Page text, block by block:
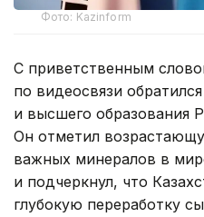
Фото: Kazinform
С приветственным
по видеосвязи
и высшего образования
Он отметил
важных минералов в
и подчеркнул, что
глубокую переработку